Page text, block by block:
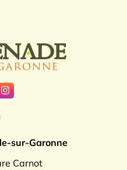
vers le compte Facebook
Lien vers le compte
sur-Garonne
Carnot